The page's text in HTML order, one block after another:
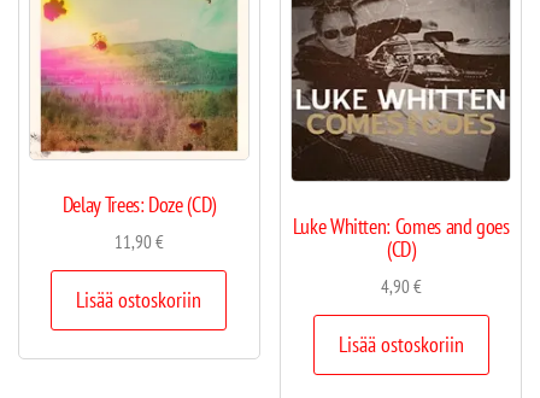
Delay Trees: Doze (CD)
11,90€
Lisää ostoskoriin
Luke Whitten: Comes and goes
(CD)
4,90€
Lisää ostoskoriin